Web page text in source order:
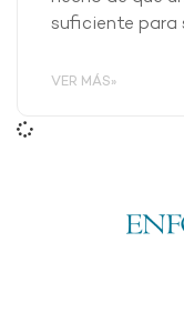
suficiente para
VER MÁS»